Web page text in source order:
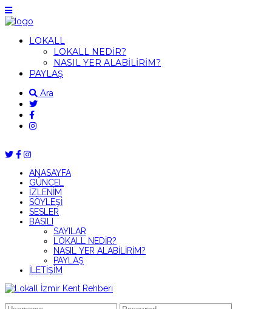
LOKALL
LOKALL NEDİR?
NASIL YER ALABİLİRİM?
PAYLAŞ
Ara
ANASAYFA
GÜNCEL
İZLENİM
SÖYLEŞİ
SESLER
BASILI
SAYILAR
LOKALL NEDİR?
NASIL YER ALABİLİRİM?
PAYLAŞ
İLETİŞİM